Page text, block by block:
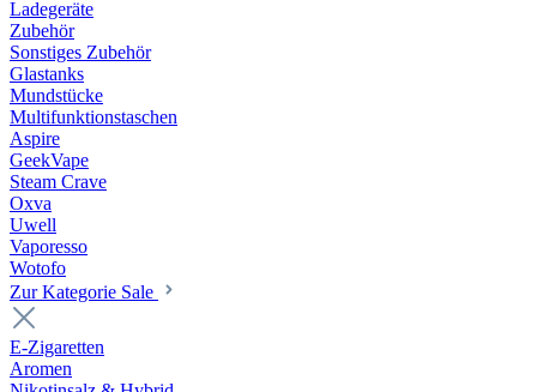
Ladegeräte
Zubehör
Sonstiges Zubehör
Glastanks
Mundstücke
Multifunktionstaschen
Aspire
GeekVape
Steam Crave
Oxva
Uwell
Vaporesso
Wotofo
Zur Kategorie Sale
E-Zigaretten
Aromen